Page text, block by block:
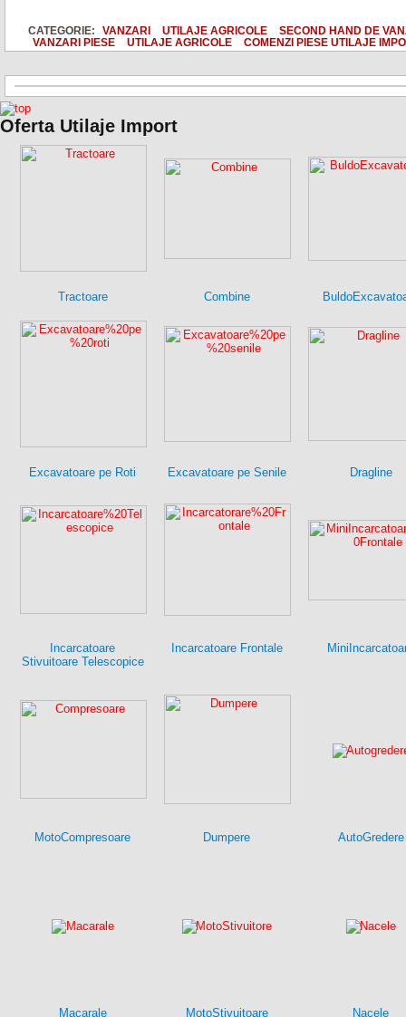
CATEGORIE: VANZARI UTILAJE AGRICOLE
SECOND HAND DE
VANZARI PIESE
UTILAJE AGRICOLE COMENZI PIESE UTILAJE
Oferta Utilaje Import
Tractoare Combine
Excavatoare pe Roti Excavatoare pe Senile Dragline
Incarcatoare
Stivuitoare Telescopice
Incarcatoare Frontale
MotoCompresoare Dumpere AutoGredere
Macarale MotoStivuitoare Nacele